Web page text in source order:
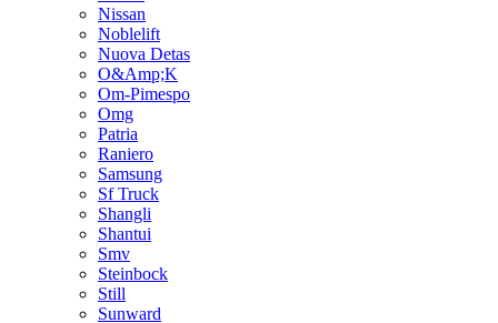
Nissan
Noblelift
Nuova Detas
O&Amp;K
Om-Pimespo
Omg
Patria
Raniero
Samsung
Sf Truck
Shangli
Shantui
Smv
Steinbock
Still
Sunward